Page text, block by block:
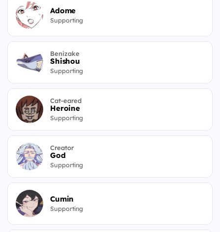
Adome
Supporting
Benizake
Shishou
Supporting
Cat-eared
Heroine
Supporting
Creator
God
Supporting
Cumin
Supporting